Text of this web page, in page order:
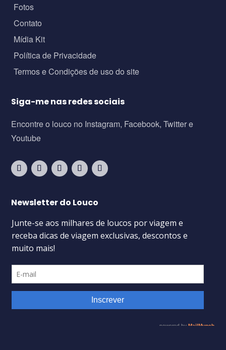
Fotos
Contato
Mídia Kit
Política de Privacidade
Termos e Condições de uso do site
Siga-me nas redes sociais
Encontre o louco no Instagram, Facebook, Twitter e
Youtube
Newsletter do Louco